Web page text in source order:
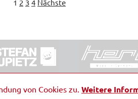
von Cookies zu. Weitere
1 2 3 4 Nächste
Impressum Barrierefreiheit Kontakt